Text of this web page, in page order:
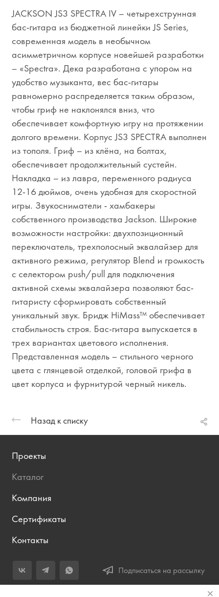
JACKSON JS3 SPECTRA IV – четырехструнная
бас-гитара из бюджетной линейки JS Series,
современная модель в необычном
асимметричном корпусе новейшей разработки
– «Spectra». Дека разработана с упором на
удобство музыканта, вес бас-гитары
равномерно распределяется таким образом,
чтобы гриф не наклонялся вниз, что
обеспечивает комфортную игру на протяжении
долгого времени. Корпус JS3 SPECTRA выполнен
из тополя. Гриф – из клёна, на болтах,
обеспечивает продолжительный сустейн.
Накладка – из лавра, переменного радиуса
12-16 дюймов, очень удобная для скоростной
игры. Звукосниматели - хамбакеры
собственного производства Jackson. Широкие
возможности настройки: двухпозиционный
переключатель, трехполосный эквалайзер для
активного режима, регулятор Blend и громкость
с селектором push/pull для подключения
активной схемы эквалайзера позволяют бас-
гитаристу сформировать собственный
уникальный звук. Бридж HiMass™ обеспечивает
стабильность строя. Бас-гитара выпускается в
трех вариантах цветового исполнения.
Представленная модель – стильного черного
цвета с глянцевой отделкой, головой грифа в
цвет корпуса и фурнитурой черный никель.
Назад к списку
Проекты
Каталог
Компания
Сертификаты
Контакты
Подписаться на рассылку